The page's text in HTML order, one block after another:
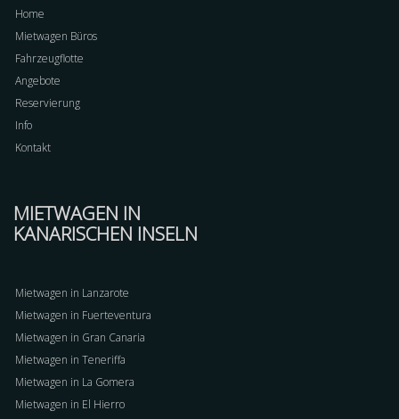
Home
Mietwagen Büros
Fahrzeugflotte
Angebote
Reservierung
Info
Kontakt
MIETWAGEN IN
KANARISCHEN INSELN
Mietwagen in Lanzarote
Mietwagen in Fuerteventura
Mietwagen in Gran Canaria
Mietwagen in Teneriffa
Mietwagen in La Gomera
Mietwagen in El Hierro